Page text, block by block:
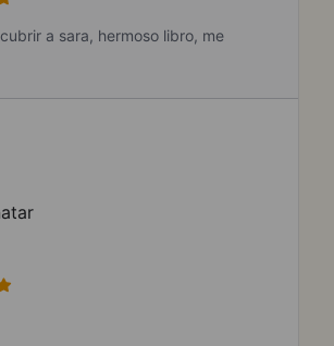
a sara, hermoso libro, me